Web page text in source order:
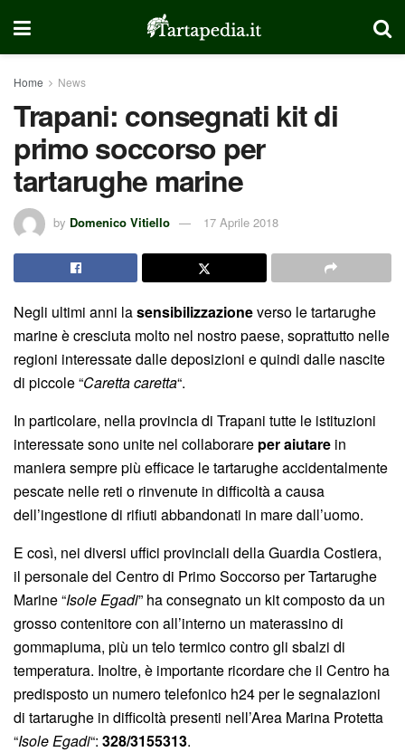
Home News
Trapani: consegnati kit di
primo soccorso per
tartarughe marine
by Domenico Vitiello 17 Aprile 2018
Negli ultimi anni lasensibilizzazioneverso le tartarughe
marine è cresciuta molto nel nostro paese, soprattutto nelle
regioni interessate dalle deposizioni e quindi dalle nascite
di piccole “Caretta caretta“.
In particolare, nella provincia di Trapani tutte le istituzioni
interessate sono unite nel collaborare per aiutare in
maniera sempre più efficace le tartarughe accidentalmente
pescate nelle reti o rinvenute in difficoltà a causa
dell’ingestione di rifiuti abbandonati in mare dall’uomo.
E così, nei diversi uffici provinciali della Guardia Costiera,
il personale del Centro di Primo Soccorso per Tartarughe
Marine “Isole Egadi” ha consegnato un kit composto da un
grosso contenitore con all’interno un materassino di
gommapiuma, più un telo termico contro gli sbalzi di
temperatura. Inoltre, è importante ricordare che il Centro ha
predisposto un numero telefonico h24 per le segnalazioni
di tartarughe in difficoltà presenti nell’Area Marina Protetta
“Isole Egadi“: 328/3155313.